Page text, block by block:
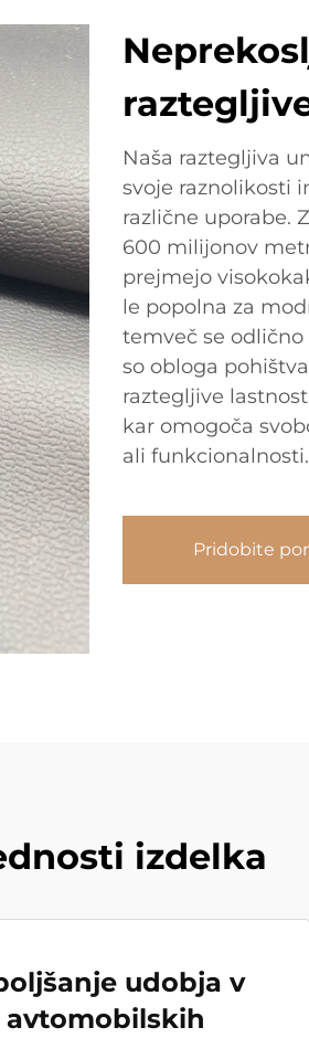
Naša raztegljiva
svoje raznolikosti
različne uporabe.
600 milijonov
prejmejo
le popolna za
temveč se
so obloga
raztegljive
kar omogoča
ali funkcionalnosti.
Pridobite
izdelka
udobja v
avtomobilskih